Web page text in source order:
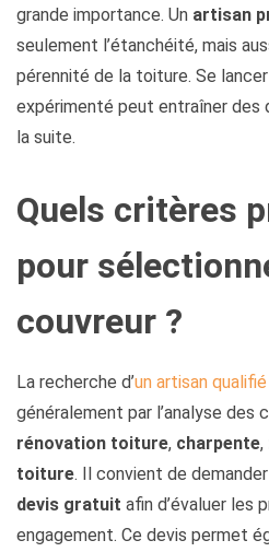
grande importance. Un artisan
seulement l’étanchéité, mais
pérennité de la toiture. Se
expérimenté peut entraîner des
la suite.
Quels critères
pour
couvreur ?
La recherche d’un artisan
généralement par l’analyse des
rénovation toiture, charpente,
toiture. Il convient de
devis gratuit afin d’évaluer les
engagement. Ce devis permet